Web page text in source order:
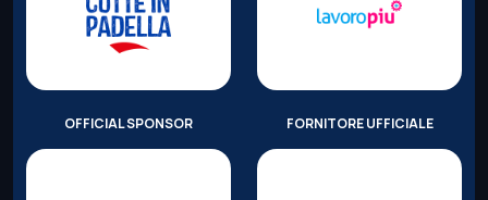
OFFICIAL SPONSOR FORNITORE UFFICIALE